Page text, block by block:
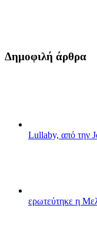
Δημοφιλή άρθρα
Lullaby, από την
ερωτεύτηκε η